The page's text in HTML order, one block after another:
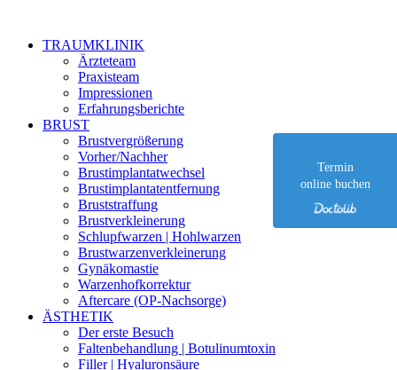
springenTRAUMKLINIK
Ärzteteam
Praxisteam
Impressionen
Erfahrungsberichte
BRUST
Brustvergrößerung
Vorher/Nachher
Brustimplantatwechsel
Brustimplantat­entfernung
Bruststraffung
Brustverkleinerung
Schlupfwarzen | Hohlwarzen
Brustwarzen­verkleinerung
Gynäkomastie
Warzenhofkorrektur
Aftercare (OP-Nachsorge)
ÄSTHETIK
Der erste Besuch
Faltenbehandlung | Botulinumtoxin
Filler | Hyaluronsäure
Termin
online buchen